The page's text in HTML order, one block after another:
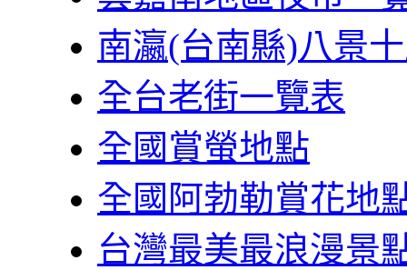
南瀛(台南縣)八景
全台老街一覽表
全國賞螢地點
全國阿勃勒賞花地
台灣最美最浪漫景